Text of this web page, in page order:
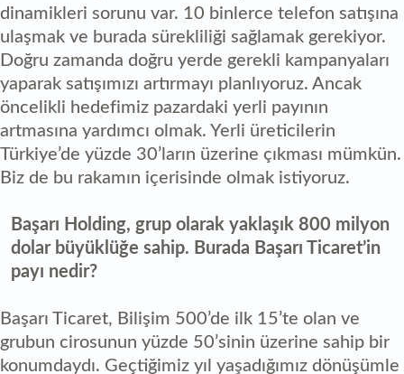
dinamikleri sorunu var. 10 binlerce telefon satışına
ulaşmak ve burada sürekliliği sağlamak gerekiyor.
Doğru zamanda doğru yerde gerekli kampanyaları
yaparak satışımızı artırmayı planlıyoruz. Ancak
öncelikli hedefimiz pazardaki yerli payının
artmasına yardımcı olmak. Yerli üreticilerin
Türkiye’de yüzde 30’ların üzerine çıkması mümkün.
Biz de bu rakamın içerisinde olmak istiyoruz.
Başarı Holding, grup olarak yaklaşık 800 milyon
dolar büyüklüğe sahip. Burada Başarı Ticaret’in
payı nedir?
Başarı Ticaret, Bilişim 500’de ilk 15’te olan ve
grubun cirosunun yüzde 50’sinin üzerine sahip bir
konumdaydı. Geçtiğimiz yıl yaşadığımız dönüşümle